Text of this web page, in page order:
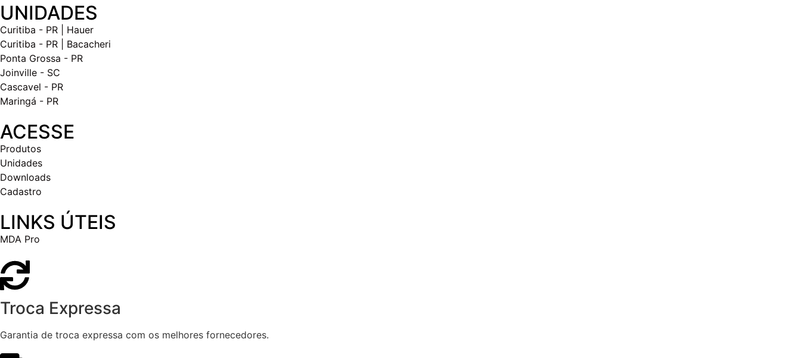
UNIDADES
Curitiba - PR | Hauer
Curitiba - PR | Bacacheri
Ponta Grossa - PR
Joinville - SC
Cascavel - PR
Maringá - PR
ACESSE
Produtos
Unidades
Downloads
Cadastro
LINKS ÚTEIS
MDA Pro
Troca Expressa
Garantia de troca expressa com os melhores fornecedores.